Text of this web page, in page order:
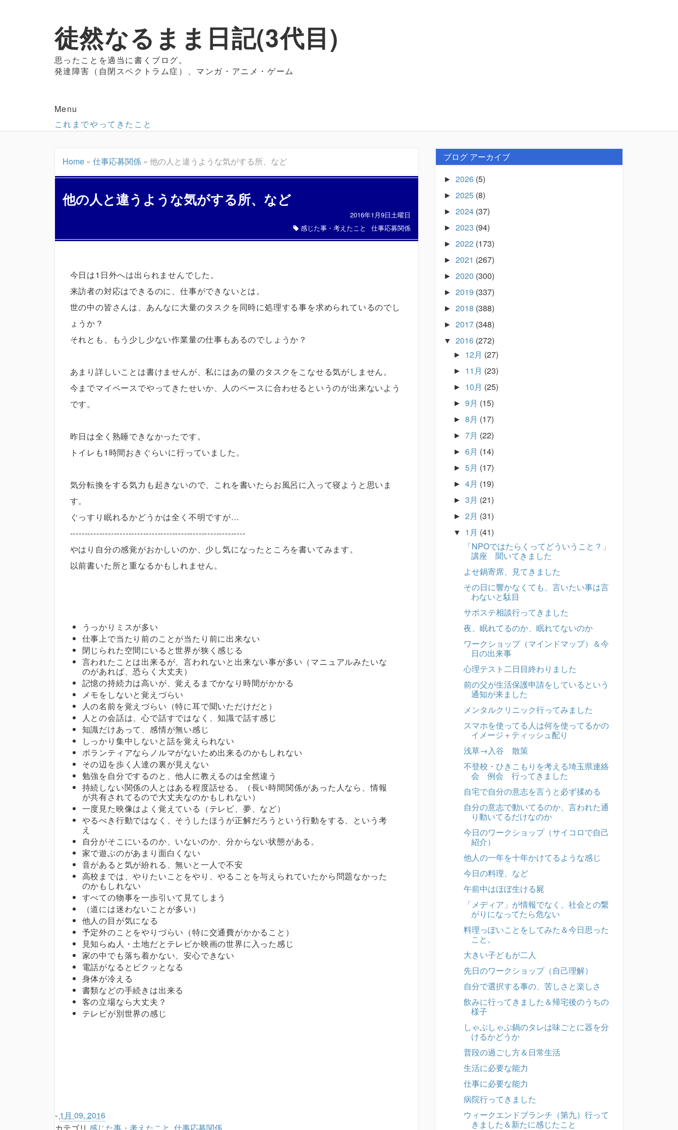
徒然なるまま日記(3代目)
思ったことを適当に書くブログ。
発達障害（自閉スペクトラム症）、マンガ・アニメ・ゲーム
Menu
これまでやってきたこと
Home» 仕事応募関係» 他の人と違うような気がする所、など
他の人と違うような気がする所、など
2016年1月9日土曜日
感じた事・考えたこと
仕事応募関係
今日は1日外へは出られませんでした。
来訪者の対応はできるのに、仕事ができないとは。
世の中の皆さんは、あんなに大量のタスクを同時に処理する事を求められているのでし
ょうか？
それとも、もう少し少ない作業量の仕事もあるのでしょうか？
あまり詳しいことは書けませんが、私にはあの量のタスクをこなせる気がしません。
今までマイペースでやってきたせいか、人のペースに合わせるというのが出来ないよう
です。
昨日は全く熟睡できなかったです。
トイレも1時間おきぐらいに行っていました。
気分転換をする気力も起きないので、これを書いたらお風呂に入って寝ようと思いま
す。
ぐっすり眠れるかどうかは全く不明ですが…
------------------------------------------------------------
やはり自分の感覚がおかしいのか、少し気になったところを書いてみます。
以前書いた所と重なるかもしれません。
うっかりミスが多い
仕事上で当たり前のことが当たり前に出来ない
閉じられた空間にいると世界が狭く感じる
言われたことは出来るが、言われないと出来ない事が多い（マニュアルみたいな
のがあれば、恐らく大丈夫）
記憶の持続力は高いが、覚えるまでかなり時間がかかる
メモをしないと覚えづらい
人の名前を覚えづらい（特に耳で聞いただけだと）
人との会話は、心で話すではなく、知識で話す感じ
知識だけあって、感情が無い感じ
しっかり集中しないと話を覚えられない
ボランティアならノルマがないため出来るのかもしれない
その辺を歩く人達の裏が見えない
勉強を自分でするのと、他人に教えるのは全然違う
持続しない関係の人とはある程度話せる。（長い時間関係があった人なら、情報
が共有されてるので大丈夫なのかもしれない）
一度見た映像はよく覚えている（テレビ、夢、など）
やるべき行動ではなく、そうしたほうが正解だろうという行動をする、という考
え
自分がそこにいるのか、いないのか、分からない状態がある。
家で遊ぶのがあまり面白くない
音があると気が紛れる、無いと一人で不安
高校までは、やりたいことをやり、やることを与えられていたから問題なかった
のかもしれない
すべての物事を一歩引いて見てしまう
（道には迷わないことが多い）
他人の目が気になる
予定外のことをやりづらい（特に交通費がかかること）
見知らぬ人・土地だとテレビか映画の世界に入った感じ
家の中でも落ち着かない、安心できない
電話がなるとビクッとなる
身体が冷える
書類などの手続きは出来る
客の立場なら大丈夫？
テレビが別世界の感じ
- 1月 09, 2016
ブログ アーカイブ
► 2026 (5)
► 2025 (8)
► 2024 (37)
► 2023 (94)
► 2022 (173)
► 2021 (267)
► 2020 (300)
► 2019 (337)
► 2018 (388)
► 2017 (348)
▼ 2016 (272)
► 12月 (27)
► 11月 (23)
► 10月 (25)
► 9月 (15)
► 8月 (17)
► 7月 (22)
► 6月 (14)
► 5月 (17)
► 4月 (19)
► 3月 (21)
► 2月 (31)
▼ 1月 (41)
「NPOではたらくってどういうこと？」
講座 聞いてきました
よせ鍋寄席、見てきました
その日に響かなくても、言いたい事は言
わないと駄目
サポステ相談行ってきました
夜、眠れてるのか、眠れてないのか
ワークショップ（マインドマップ）＆今
日の出来事
心理テスト二日目終わりました
前の父が生活保護申請をしているという
通知が来ました
メンタルクリニック行ってみました
スマホを使ってる人は何を使ってるかの
イメージ＋ティッシュ配り
浅草→入谷 散策
不登校・ひきこもりを考える埼玉県連絡
会 例会 行ってきました
自宅で自分の意志を言うと必ず揉める
自分の意志で動いてるのか、言われた通
り動いてるだけなのか
今日のワークショップ（サイコロで自己
紹介）
他人の一年を十年かけてるような感じ
今日の料理、など
午前中はほぼ生ける屍
「メディア」が情報でなく、社会との繋
がりになってたら危ない
料理っぽいことをしてみた＆今日思った
こと。
大きい子どもが二人
先日のワークショップ（自己理解）
自分で選択する事の、苦しさと楽しさ
飲みに行ってきました＆帰宅後のうちの
様子
しゃぶしゃぶ鍋のタレは味ごとに器を分
けるかどうか
普段の過ごし方＆日常生活
生活に必要な能力
仕事に必要な能力
病院行ってきました
ウィークエンドブランチ（第九）行って
きました＆新たに感じたこと